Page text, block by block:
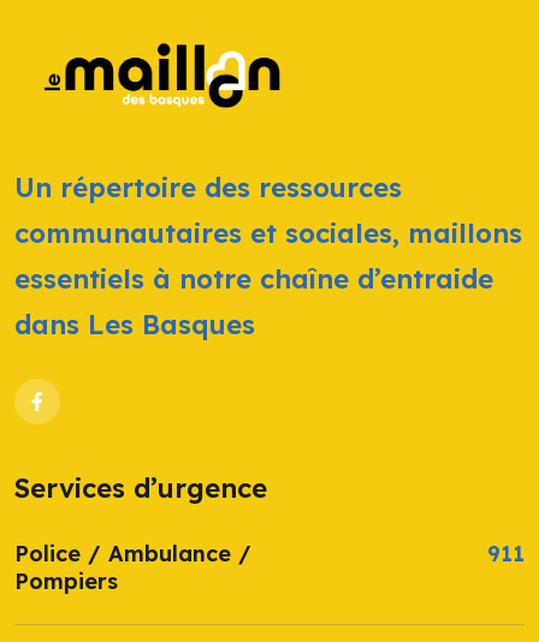
Un répertoire des ressources
communautaires et sociales, maillons
essentiels à notre chaîne d’entraide
dans Les Basques
Services d’urgence
Police / Ambulance /
Pompiers
911